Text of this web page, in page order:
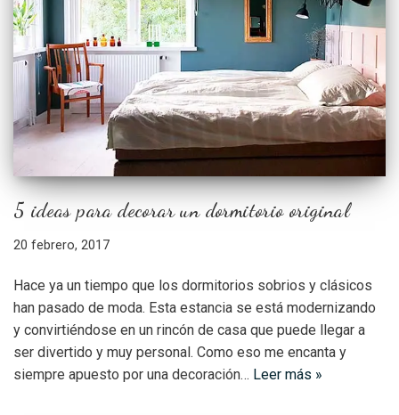
5 ideas para decorar un dormitorio original
20 febrero, 2017
Hace ya un tiempo que los dormitorios sobrios y clásicos
han pasado de moda. Esta estancia se está modernizando
y convirtiéndose en un rincón de casa que puede llegar a
ser divertido y muy personal. Como eso me encanta y
siempre apuesto por una decoración… Leer más »